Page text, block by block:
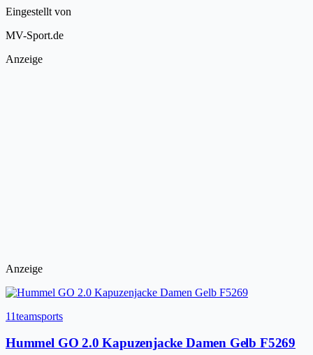
Eingestellt von
MV-Sport.de
Anzeige
Anzeige
11teamsports
Hummel GO 2.0 Kapuzenjacke Damen Gelb F5269